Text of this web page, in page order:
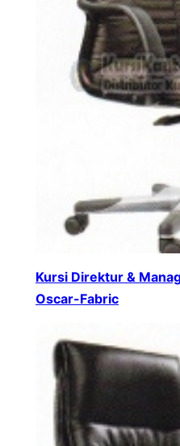
Kursi Direktur &
Oscar-Fabric